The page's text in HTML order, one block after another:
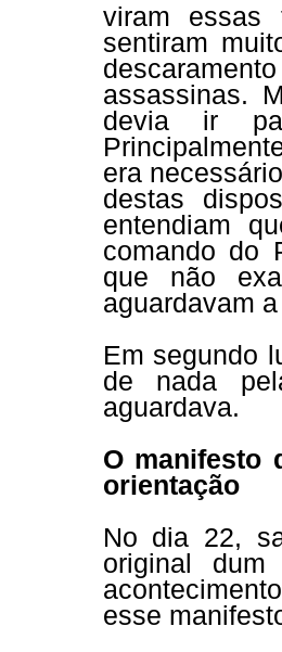
viram
sentiram
assassinas.
devia ir
era
destas
entendiam
comando do
que não
aguardavam
Em segundo
de nada
aguardava.
O manifesto
orientação
No dia 22,
original
esse